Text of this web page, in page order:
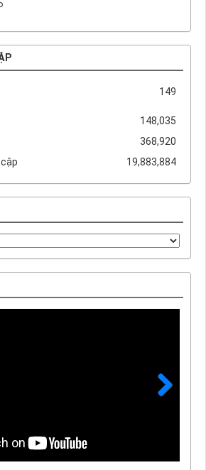
149
148,035
368,920
19,883,884